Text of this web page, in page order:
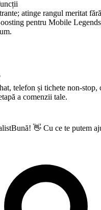
atinge rangul meritat
pentru Mobile
telefon și tichete non-stop,
a comenzii tale.
Bună! 👋 Cu ce te putem